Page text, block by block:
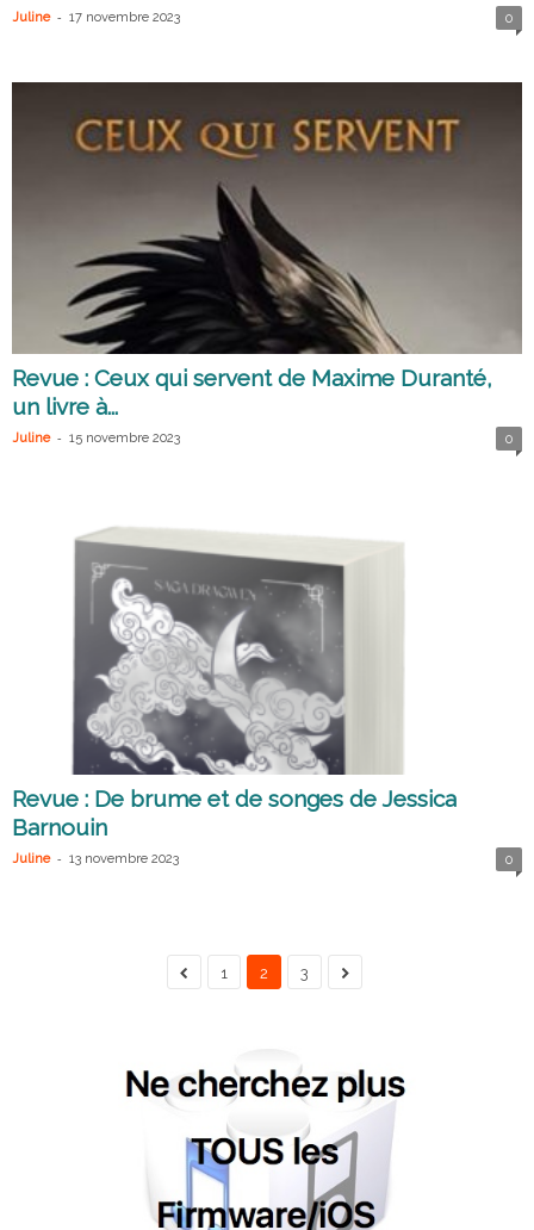
Juline - 17 novembre 2023 0
Revue : Ceux qui servent de Maxime Duranté,
un livre à...
Juline - 15 novembre 2023 0
Revue : De brume et de songes de Jessica
Barnouin
Juline - 13 novembre 2023 0
1 2 3